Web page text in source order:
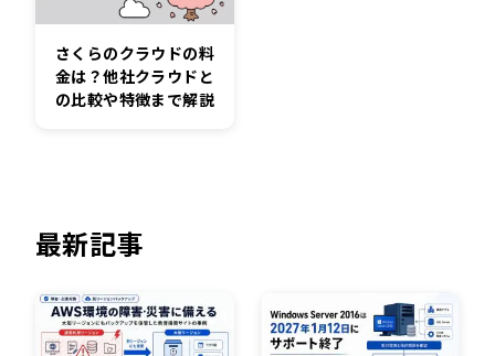
さくらのクラウドの料
金は？他社クラウドと
の比較や特徴まで解説
最新記事